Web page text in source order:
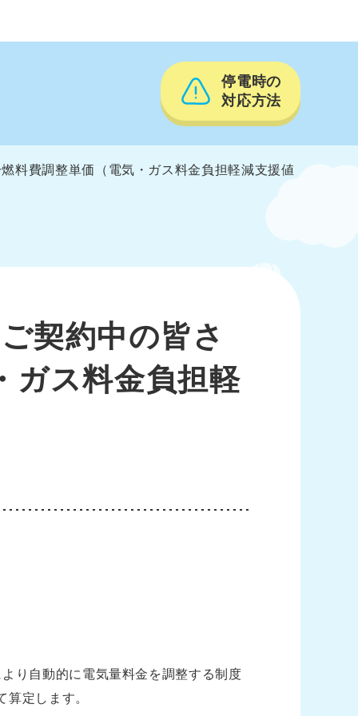
停電時の
対応方法
料費調整単価（電気・ガス料金負担軽減支援値
契約中の皆さ
ガス料金負担軽
り自動的に電気量料金を調整する制度
定します。